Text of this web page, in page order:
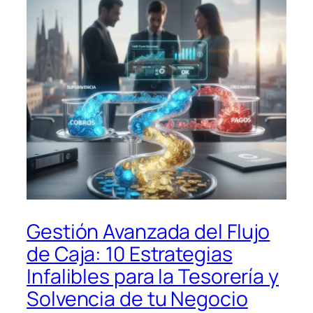
Gestión Avanzada del Flujo
de Caja: 10 Estrategias
Infalibles para la Tesorería y
Solvencia de tu Negocio